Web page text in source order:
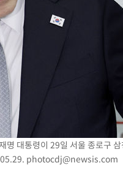
구협회·축구회관 등 압수수
잉생산 결과 발표 8월 중 예
대 급락
에 백승주·윤난실
열대야' 30도 넘어
린 797.44 출발
내린 6478.75 개장
사상 최대
측 가능성도
산불, 방화선 일부 구축
명 대통령이 29일 서울 종로구
photocdj@newsis.com